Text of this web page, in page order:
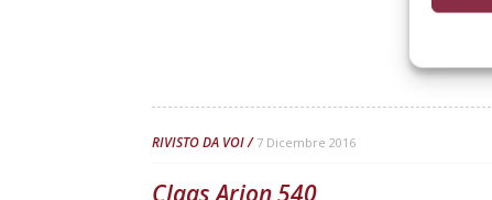
RIVISTO DA VOI 7 Dicembre 2016
Claas Arion 540